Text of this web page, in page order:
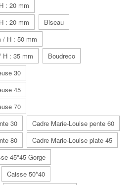
: 20 mm
: 20 mm
Biseau
/ H : 50 mm
H : 35 mm
Boudreco
30
45
70
30
Cadre Marie-Louise pente 60
80
Cadre Marie-Louise plate 45
45*45 Gorge
Caisse 50*40